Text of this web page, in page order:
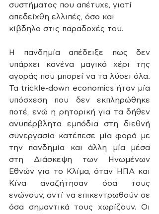
συστήματος που απέτυχε, γιατί
απεδείχθη ελλιπές, όσο και
κίβδηλο στις παραδοχές του.
Η πανδημία απέδειξε πως δεν
υπάρχει κανένα μαγικό χέρι της
αγοράς που μπορεί να τα λύσει όλα.
Τα trickle-down economics ήταν μία
υπόσχεση που δεν εκπληρώθηκε
ποτέ, ενώ η ρητορική για τα δήθεν
ανυπέρβλητα εμπόδια στη διεθνή
συνεργασία κατέπεσε μία φορά με
την πανδημία και άλλη μία μέσα
στη Διάσκεψη των Ηνωμένων
Εθνών για το Κλίμα, όταν ΗΠΑ και
Κίνα αναζήτησαν όσα τους
ενώνουν, αντί να επικεντρωθούν σε
όσα σημαντικά τους χωρίζουν. Οι